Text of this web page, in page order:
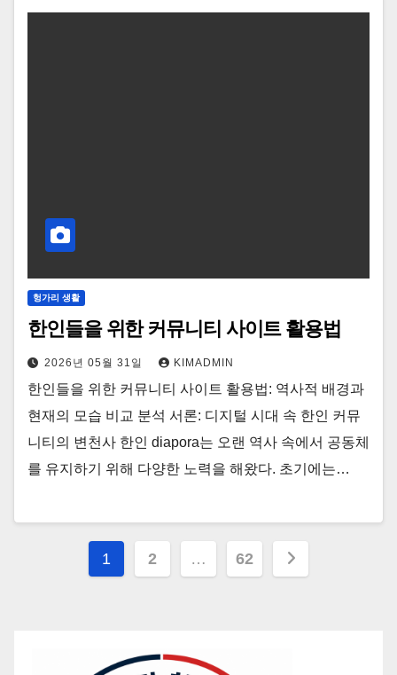
헝가리 생활
한인들을 위한 커뮤니티 사이트 활용법
2026년 05월 31일 KIMADMIN
한인들을 위한 커뮤니티 사이트 활용법: 역사적 배경과
현재의 모습 비교 분석 서론: 디지털 시대 속 한인 커뮤
니티의 변천사 한인 diapora는 오랜 역사 속에서 공동체
를 유지하기 위해 다양한 노력을 해왔다. 초기에는…
글
지
1 2 … 62